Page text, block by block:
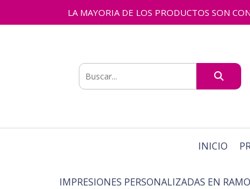
LA MAYORIA DE LOS PRODUCTOS SON
INICIO
IMPRESIONES PERSONALIZADAS EN